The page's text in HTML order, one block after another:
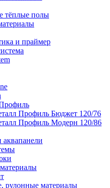
тёплые полы
и праймер
Профиль Бюджет 120/76
Профиль Модерн 120/86
аквапанели
рулонные материалы